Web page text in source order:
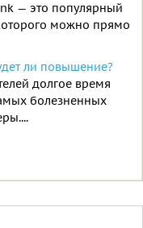
— это популярный
можно прямо
ли повышение?
долгое время
болезненных